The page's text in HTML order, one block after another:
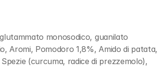
monosodico, guanilato
Aromi, Pomodoro 1,8%, Amido di patata,
(curcuma, radice di prezzemolo),